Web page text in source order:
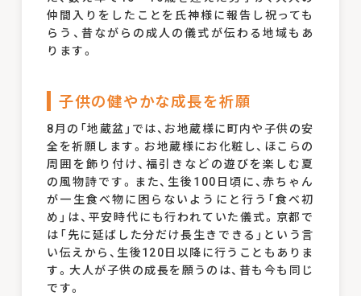
仲間入りをしたことを氏神様に報告し祝っても
らう、昔ながらの成人の儀式が伝わる地域もあ
ります。
子供の健やかな成長を祈願
8月の「地蔵盆」では、お地蔵様に町内や子供の安
全を祈願します。お地蔵様にお化粧し、ほこらの
周囲を飾り付け、福引きなどの遊びを楽しむ夏
の風物詩です。また、生後100日頃に、赤ちゃん
が一生食べ物に困らないようにと行う「食べ初
め」は、平安時代にも行われていた儀式。京都で
は「先に延ばした分だけ長生きできる」という言
い伝えから、生後120日以降に行うこともありま
す。大人が子供の成長を願うのは、昔も今も同じ
です。